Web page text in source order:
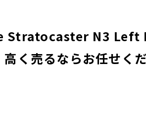
N3 Left
高く売るならお任せくだ